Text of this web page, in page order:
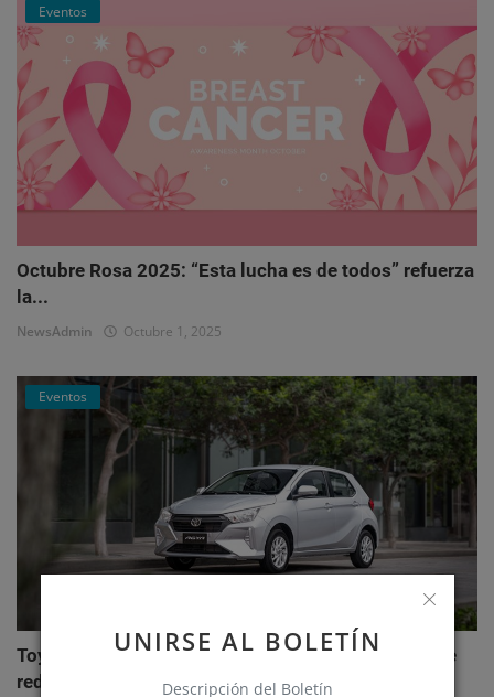
UNIRSE AL BOLETÍN
Descripción del Boletín
Eventos
Octubre Rosa 2025: “Esta lucha es de todos” refuerza
la...
NewsAdmin Octubre 1, 2025
Eventos
Toyota AGYA: el nuevo hatchback de Toyotoshi que
redefi...